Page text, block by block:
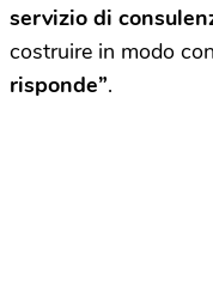
servizio di
costruire in modo
risponde”.